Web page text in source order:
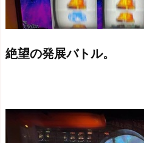
絶望の発展バトル。